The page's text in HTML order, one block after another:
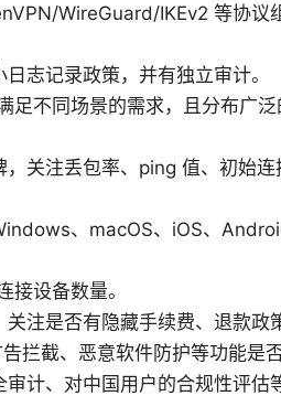
WireGuard/IKEv2 等协议
志记录政策，并有独立审计。
足不同场景的需求，且分布广
关注丢包率、ping 值、初始连
、macOS、iOS、
设备数量。
注是否有隐藏手续费、退款政
拦截、恶意软件防护等功能是否
计、对中国用户的合规性评估